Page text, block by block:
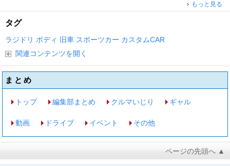
もっと見る
タグ
ラジドリ ボディ 旧車 スポーツカー カスタムCAR
関連コンテンツを開く
まとめ
トップ 編集部まとめ クルマいじり ギャル
動画 ドライブ イベント その他
ページの先頭へ ▲